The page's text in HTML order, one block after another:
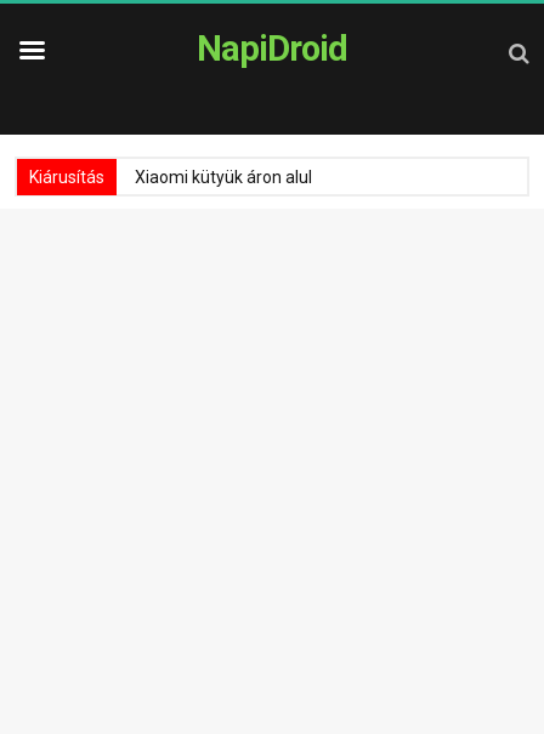
NapiDroid
Kiárusítás Xiaomi kütyük áron alul